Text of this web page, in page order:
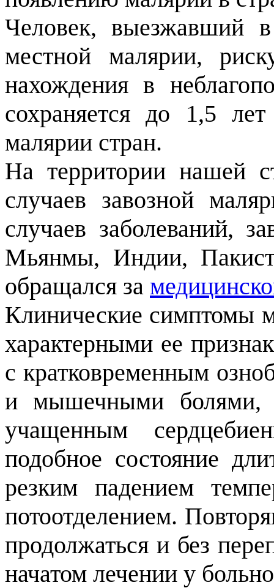
Человек, выезжавший
местной малярии,
нахождения в
сохраняется до 1,5
малярии стран.
На территории нашей
случаев завозной
случаев заболеваний,
Мьянмы, Индии,
обращался за
Клинические симптомы
характерными ее
с кратковременным
и мышечными болями,
учащенным
подобное состояние
резким падением
потоотделением.
продолжаться и без
начатом лечении у